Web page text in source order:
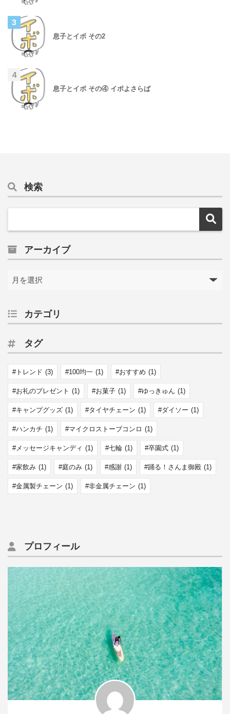
3
息子とイボ その2
4
息子とイボ その④ イボよさらば
検索
アーカイブ
カテゴリ
タグ
トレンド (3) 100均一 (1) おすすめ (1)
お礼のプレゼント (1) お菓子 (1) ゆっきゅん (1)
キャンプグッズ (1) タイヤチェーン (1) ダイソー (1)
ハンカチ (1) マイクロストーブコンロ (1)
メッセージキャンディ (1) 七輪 (1) 卒園式 (1)
家飲み (1) 庭のみ (1) 感謝 (1) 踊る！さんま御殿 (1)
金属製チェーン (1) 非金属チェーン (1)
プロフィール